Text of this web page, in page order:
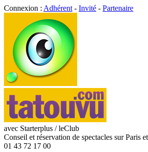
Connexion : Adhérent - Invité - Partenaire
avec Starterplus / leClub
Conseil et réservation de spectacles sur Paris
01 43 72 17 00